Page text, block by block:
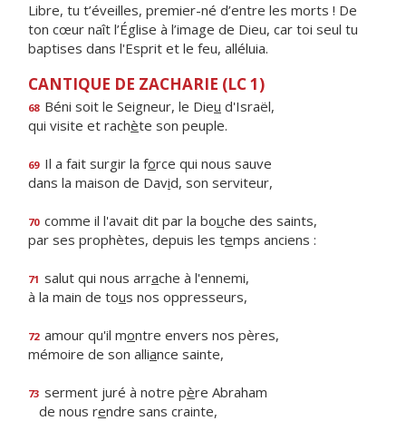
Libre, tu t’éveilles, premier-né d’entre les morts ! De
ton cœur naît l’Église à l’image de Dieu, car toi seul tu
baptises dans l'Esprit et le feu, alléluia.
CANTIQUE DE ZACHARIE (LC 1)
68 Béni soit le Seigneur, le Dieu d'Israël,
qui visite et rachète son peuple.
69 Il a fait surgir la force qui nous sauve
dans la maison de David, son serviteur,
70 comme il l'avait dit par la bouche des saints,
par ses prophètes, depuis les temps anciens :
71 salut qui nous arrache à l'ennemi,
à la main de tous nos oppresseurs,
72 amour qu'il montre envers nos pères,
mémoire de son alliance sainte,
73 serment juré à notre père Abraham
de nous rendre sans crainte,